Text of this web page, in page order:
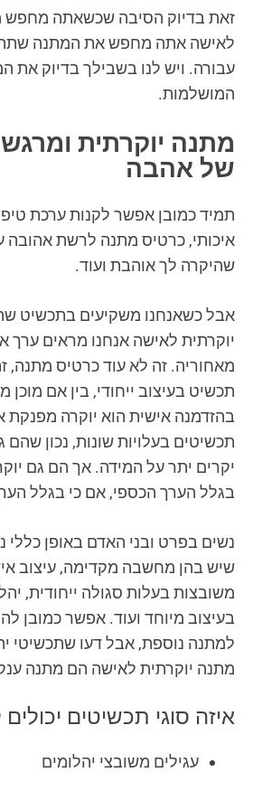
זאת בדיוק הסיבה שכשאתה מחפש
לאישה אתה מחפש את המתנה
עבורה. ויש לנו בשבילך בדיוק את
המושלמות.
מתנה יוקרתית
של אהבה
תמיד כמובן אפשר לקנות ערכת
איכותי, כרטיס מתנה לרשת אהובה
שהיקרה לך אוהבת ועוד.
אבל כשאנחנו משקיעים בתכשיט
יוקרתית לאישה אנחנו מראים
מאחוריה. זה לא עוד כרטיס מתנה,
תכשיט בעיצוב ייחודי, בין אם מוכן
בהזדמנה אישית הוא יוקרה מפנקת
תכשיטים בעלויות שונות, נכון שהם
יקרים יתר על המידה. אך הם גם
בגלל הערך הכספי, אם כי בגלל
נשים בפרט ובני האדם באופן כללי
שיש בהן מחשבה מקדימה, עיצוב
משובצות בעלות סגולה ייחודית,
בעיצוב מיוחד ועוד. אפשר כמובן
למתנה נוספת, אבל דעו שתכשיטי
מתנה יוקרתית לאישה הם מתנה
איזה סוגי תכשיטים
עגילים משובצי יהלומים